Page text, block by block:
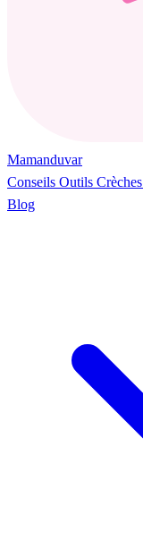
Mamanduvar
Conseils Outils Crèches
Blog